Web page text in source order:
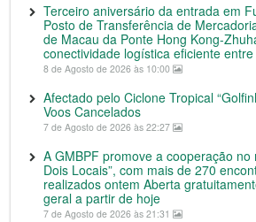
Terceiro aniversário da entrada em
Posto de Transferência de
de Macau da Ponte Hong Kong-
conectividade logística eficiente
8 de Agosto de 2026 às 10:00
Afectado pelo Ciclone Tropical
Voos Cancelados
7 de Agosto de 2026 às 22:27
A GMBPF promove a cooperação no
Dois Locais”, com mais de 270
realizados ontem Aberta
geral a partir de hoje
7 de Agosto de 2026 às 21:31